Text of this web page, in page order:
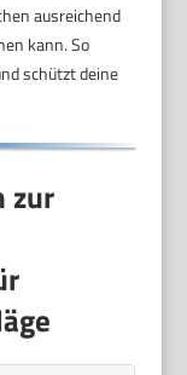
ausreichend
kann. So
schützt deine
zur